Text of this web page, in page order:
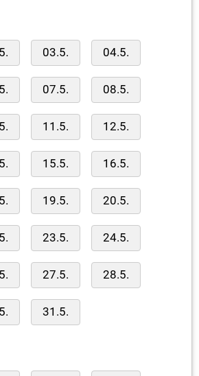
03.5. 04.5.
07.5. 08.5.
11.5. 12.5.
15.5. 16.5.
19.5. 20.5.
23.5. 24.5.
27.5. 28.5.
31.5.